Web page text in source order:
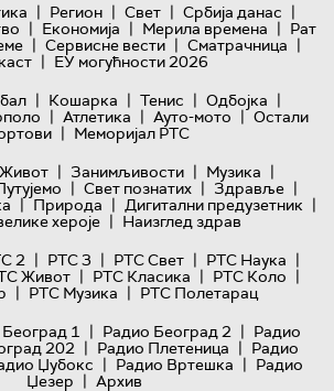
| Регион | Свет | Србија данас |
| Економија | Мерила времена | Рат
| Сервисне вести | Сматрачница |
| ЕУ могућности 2026
| Кошарка | Тенис | Одбојка |
| Атлетика | Ауто-мото | Остали
| Меморијал РТС
Живот | Занимљивости | Музика |
| Свет познатих | Здравље |
| Природа | Дигитални предузетник |
хероје | Наизглед здрав
2 | РТС 3 | РТС Свет | РТС Наука |
Живот | РТС Класика | РТС Коло |
| РТС Музика | РТС Полетарац
1 | Радио Београд 2 | Радио
202 | Радио Плетеница | Радио
Џубокс | Радио Вртешка | Радио
Џезер | Архив